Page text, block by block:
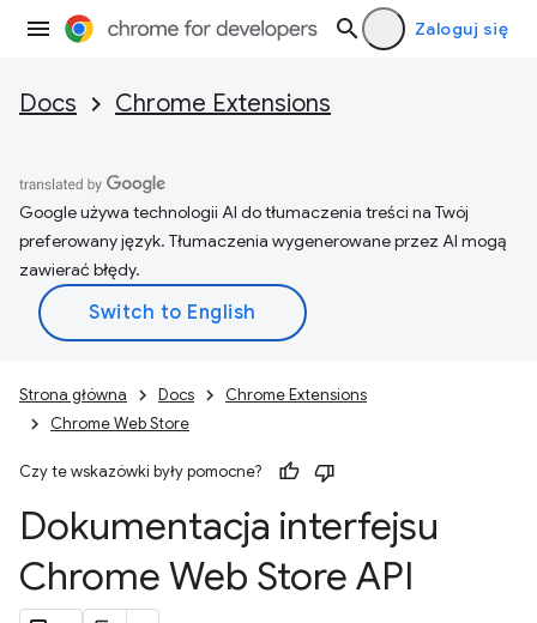
Zaloguj się
Docs Chrome Extensions
Google używa technologii AI do tłumaczenia treści na Twój
preferowany język. Tłumaczenia wygenerowane przez AI mogą
zawierać błędy.
Strona główna Docs
Chrome Extensions
Chrome Web Store
Czy te wskazówki były pomocne?
Dokumentacja interfejsu
Chrome Web Store API